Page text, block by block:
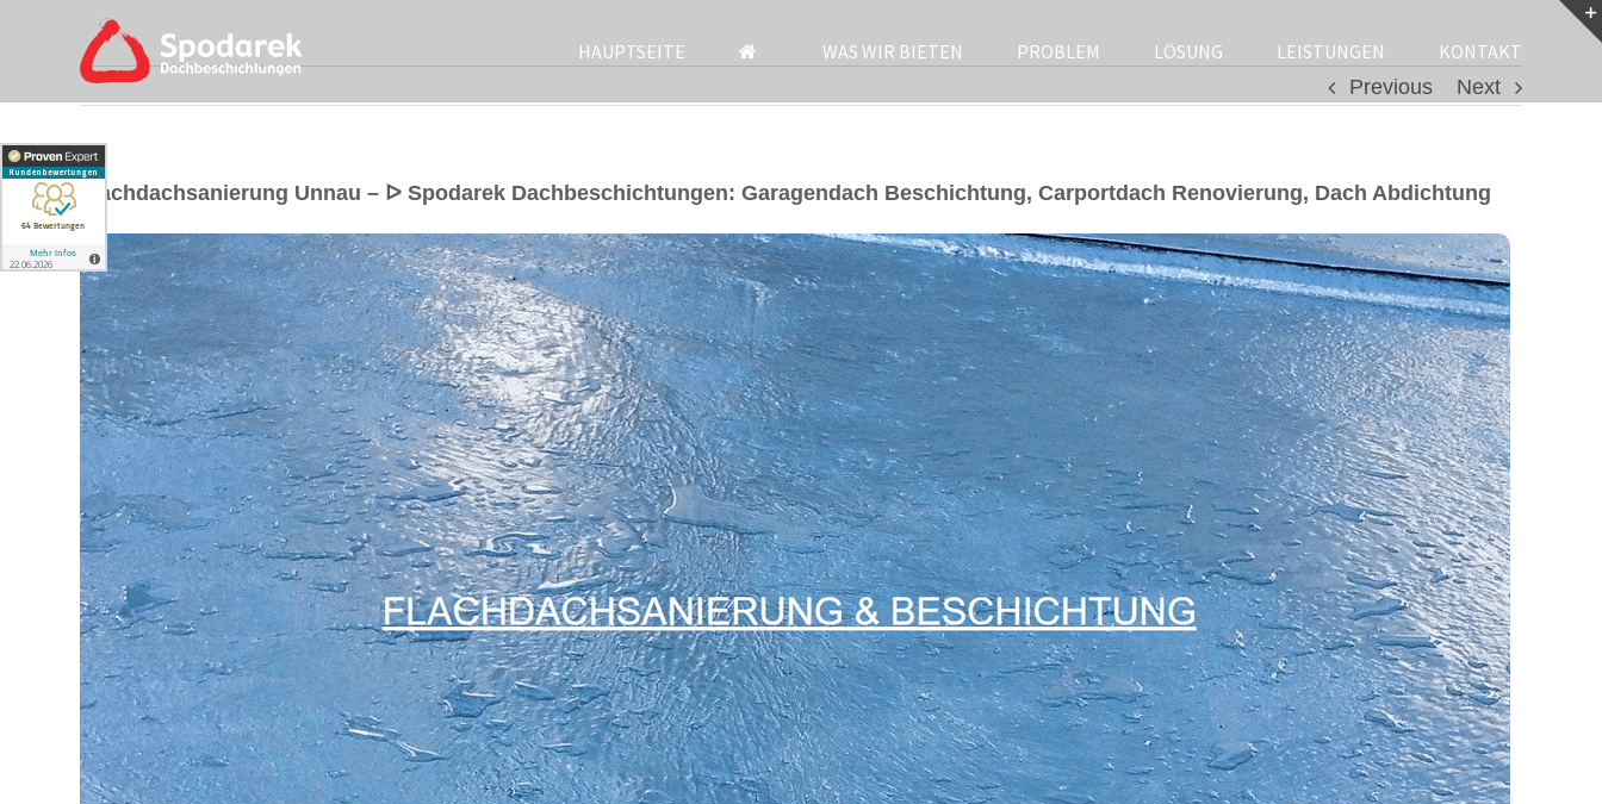
HAUPTSEITE WAS WIR BIETEN PROBLEM LÖSUNG LEISTUNGEN
KONTAKT
Previous
Next
Flachdachsanierung Unnau – ᐅ Spodarek Dachbeschichtungen: Garagendach Beschichtung, Carportdach Renovierung, Dach Abdichtung